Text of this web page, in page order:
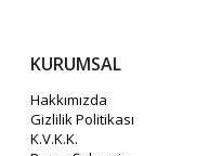
KURUMSAL
Hakkımızda
Gizlilik Politikası
K.V.K.K.